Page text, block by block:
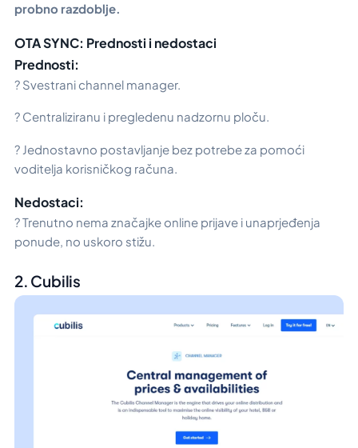
probno razdoblje.
OTA SYNC: Prednosti i nedostaci
Prednosti:
? Svestrani channel manager.
? Centraliziranu i pregledenu nadzornu ploču.
? Jednostavno postavljanje bez potrebe za pomoći
voditelja korisničkog računa.
Nedostaci:
? Trenutno nema značajke online prijave i unaprjeđenja
ponude, no uskoro stižu.
2. Cubilis